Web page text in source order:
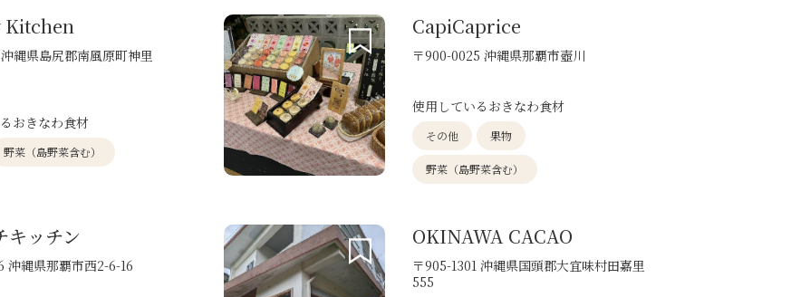
沖縄県島尻郡南風原町神里
おきなわ食材
野菜（島野菜含む）
CapiCaprice
〒900-0025 沖縄県那覇市壺川
使用しているおきなわ食材
その他 果物
野菜（島野菜含む）
キッチン
沖縄県那覇市西2-6-16
OKINAWA CACAO
〒905-1301 沖縄県国頭郡大宜味村田嘉里
555